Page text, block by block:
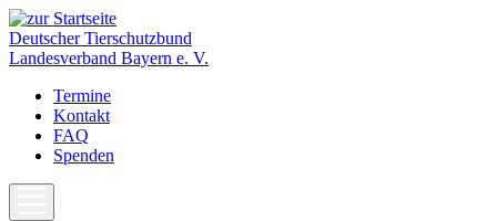
Deutscher Tierschutzbund
Landesverband Bayern e. V.
Termine
Kontakt
FAQ
Spenden